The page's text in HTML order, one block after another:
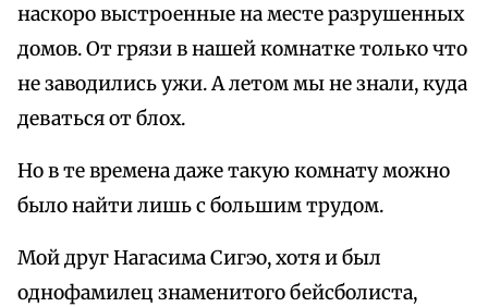
наскоро выстроенные на месте разрушенных
домов. От грязи в нашей комнатке только что
не заводились ужи. А летом мы не знали, куда
деваться от блох.
Но в те времена даже такую комнату можно
было найти лишь с большим трудом.
Мой друг Нагасима Сигэо, хотя и был
однофамилец знаменитого бейсболиста,